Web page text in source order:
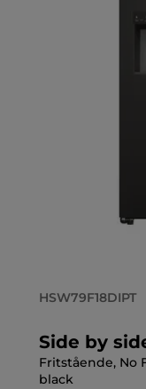
HSW79F18DIPT
Side by
Fritstående, No
black